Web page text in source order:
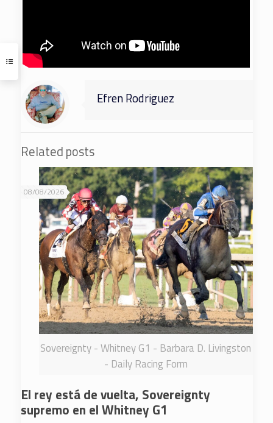
Efren Rodriguez
Related posts
Sovereignty - Whitney G1 - Barbara D. Livingston
- Daily Racing Form
08/08/2026
El rey está de vuelta, Sovereignty
supremo en el Whitney G1